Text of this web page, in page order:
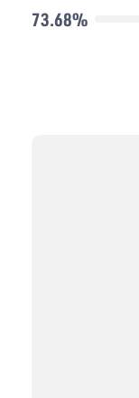
73.68%